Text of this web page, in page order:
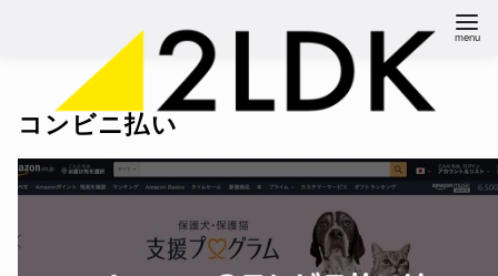
コンビニ払い